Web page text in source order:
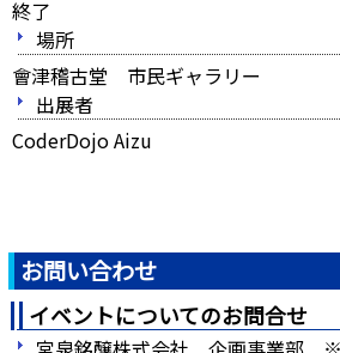
終了
場所
會津稽古堂 市民ギャラリー
出展者
CoderDojo Aizu
お問い合わせ
イベントについてのお問合せ